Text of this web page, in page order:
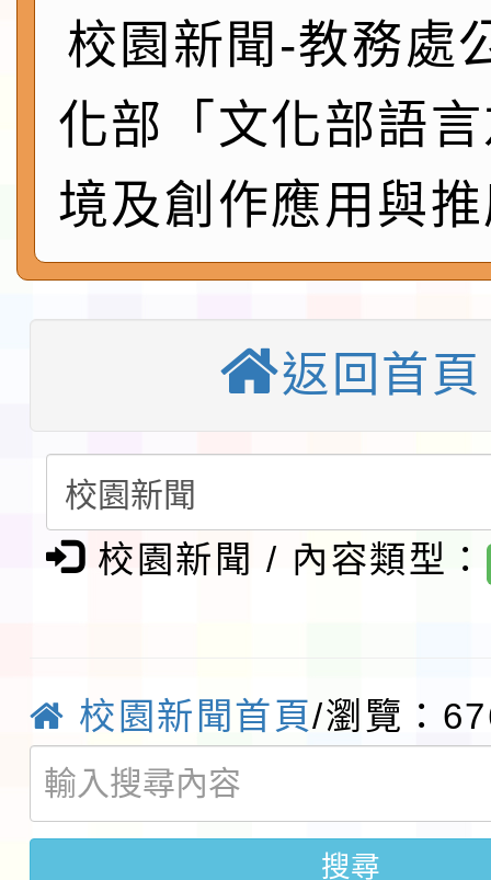
請一案
026 ART TAIPEI臺北
會」之「藝術教育日」
本校115學年度第1學
第2次招考代課鐘點教
告(採1次公告分次招考)
115 年度兒童課後照顧
0 小時業訓練課程
轉知本市體育總會划船
「115年桃園市運動會
域)，申請變更地點
「114-115年度
會活動流程表
函轉桃園市童軍會辦
童軍小隊長訓練營活動
檢送「桃園市115學年
賽實施要點」1份
本市「115學年度學生
程安排一案
「桃園市補助參觀特色
請一案
026 ART TAIPEI臺北
會」之「藝術教育日」
本校115學年度第1學
第2次招考代課鐘點教
告(採1次公告分次招考)
115 年度兒童課後照顧
0 小時業訓練課程
轉知本市體育總會划船
校園新聞-教務處
化部「文化部語
境及創作應用與
返回首頁
校園新聞 / 內容類型：
校園新聞首頁/瀏覽：
搜尋